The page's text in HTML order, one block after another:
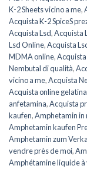
K-2 Sheets vicino a me,
Acquista K-2 SpiceS
Acquista Lsd,Acquista
Lsd Online,Acquista
MDMA online,
Nembutal di qualità,
vicino a me,Acquista
Acquista online
anfetamina,Acquista
kaufen,Amphetamin in
Amphetamin kaufen
Amphetamin zum
vendre près de moi,
Amphétamine liquide